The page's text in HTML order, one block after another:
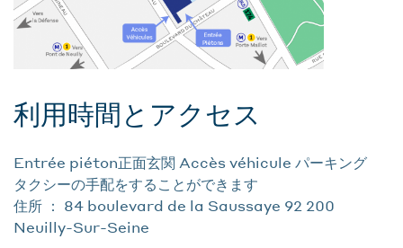
利用時間とアクセス
Entrée piéton正面玄関 Accès véhicule パーキング
タクシーの手配をすることができます
住所 ： 84 boulevard de la Saussaye 92 200
Neuilly-Sur-Seine